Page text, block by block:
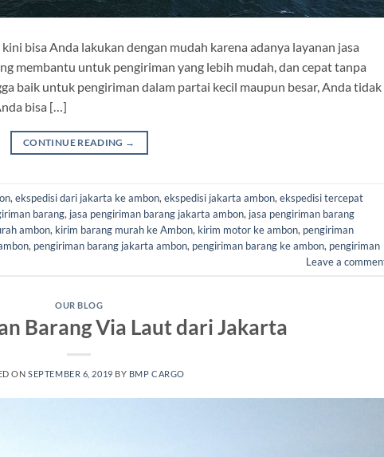
bisa Anda lakukan dengan mudah karena adanya layanan jasa
membantu untuk pengiriman yang lebih mudah, dan cepat tanpa
baik untuk pengiriman dalam partai kecil maupun besar, Anda tidak
bisa […]
CONTINUE READING →
, ekspedisi dari jakarta ke ambon, ekspedisi jakarta ambon, ekspedisi tercepat
barang, jasa pengiriman barang jakarta ambon, jasa pengiriman barang
ambon, kirim barang murah ke Ambon, kirim motor ke ambon, pengiriman
, pengiriman barang jakarta ambon, pengiriman barang ke ambon, pengiriman
Leave a
OUR BLOG
Barang Via Laut dari Jakarta
ONSEPTEMBER 6, 2019 BY BMP CARGO